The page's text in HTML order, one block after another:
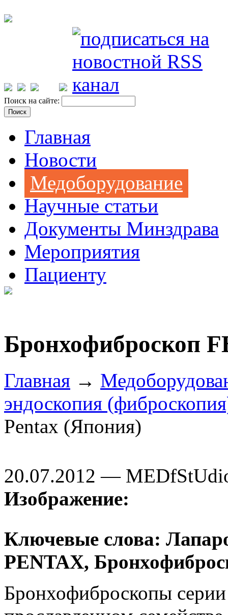
Поиск на сайте:
Главная
Новости
Медоборудование
Научные статьи
Документы Минздрава
Мероприятия
Пациенту
Бронхофиброскоп
Главная →
эндоскопия
Pentax (Япония)
20.07.2012 —
Изображение:
Ключевые слова:
PENTAX,
Бронхофиброскопы